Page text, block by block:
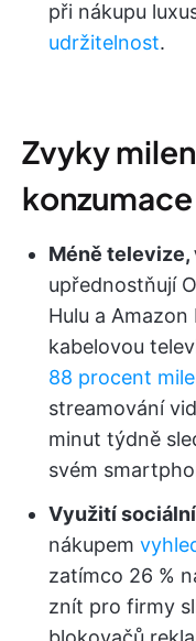
při nákupu
udržitelnost.
Zvyky
Méně televize,
upřednostňují
Hulu a
kabelovou
88 procent
streamování
minut týdně
svém
Využití
nákupem
zatímco 26 %
znít pro firmy